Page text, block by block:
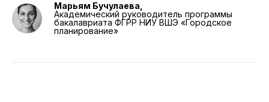
Марьям Бучулаева,
Академический руководитель программы
бакалавриата ФГРР НИУ ВШЭ «Городское
планирование»